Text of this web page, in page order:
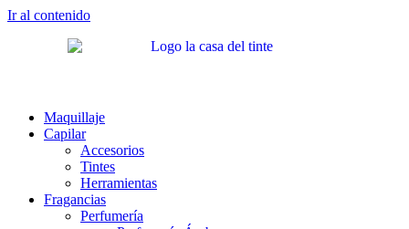
Ir al contenido
Maquillaje
Capilar
Accesorios
Tintes
Herramientas
Fragancias
Perfumería